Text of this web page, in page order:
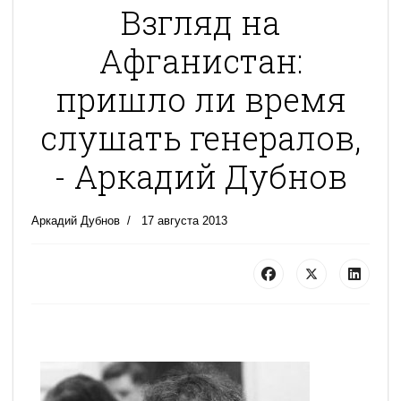
Взгляд на
Афганистан:
пришло ли время
слушать генералов,
- Аркадий Дубнов
Аркадий Дубнов 17 августа 2013